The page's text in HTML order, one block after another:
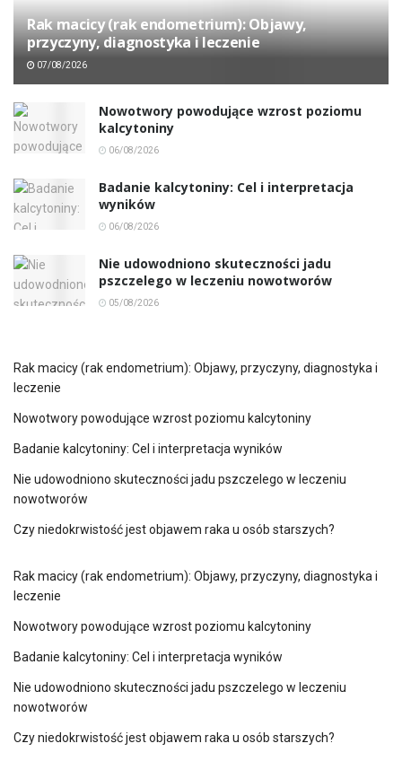
Rak macicy (rak endometrium): Objawy,
przyczyny, diagnostyka i leczenie
07/08/2026
Nowotwory powodujące wzrost poziomu
kalcytoniny
06/08/2026
Badanie kalcytoniny: Cel i interpretacja
wyników
06/08/2026
Nie udowodniono skuteczności jadu
pszczelego w leczeniu nowotworów
05/08/2026
Rak macicy (rak endometrium): Objawy, przyczyny, diagnostyka i
leczenie
Nowotwory powodujące wzrost poziomu kalcytoniny
Badanie kalcytoniny: Cel i interpretacja wyników
Nie udowodniono skuteczności jadu pszczelego w leczeniu
nowotworów
Czy niedokrwistość jest objawem raka u osób starszych?
Rak macicy (rak endometrium): Objawy, przyczyny, diagnostyka i
leczenie
Nowotwory powodujące wzrost poziomu kalcytoniny
Badanie kalcytoniny: Cel i interpretacja wyników
Nie udowodniono skuteczności jadu pszczelego w leczeniu
nowotworów
Czy niedokrwistość jest objawem raka u osób starszych?